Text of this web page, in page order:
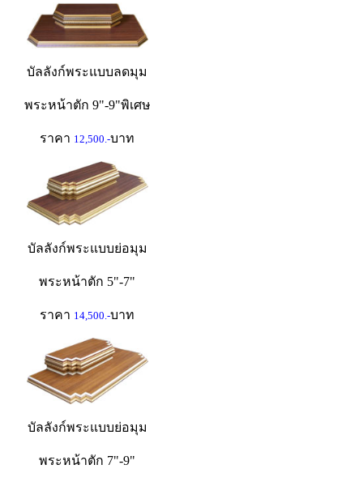
บัลลังก์พระแบบลดมุม
พระหน้าตัก 9"-9"พิเศษ
ราคา 12,500.-บาท
บัลลังก์พระแบบย่อมุม
พระหน้าตัก 5"-7"
ราคา 14,500.-บาท
บัลลังก์พระแบบย่อมุม
พระหน้าตัก 7"-9"